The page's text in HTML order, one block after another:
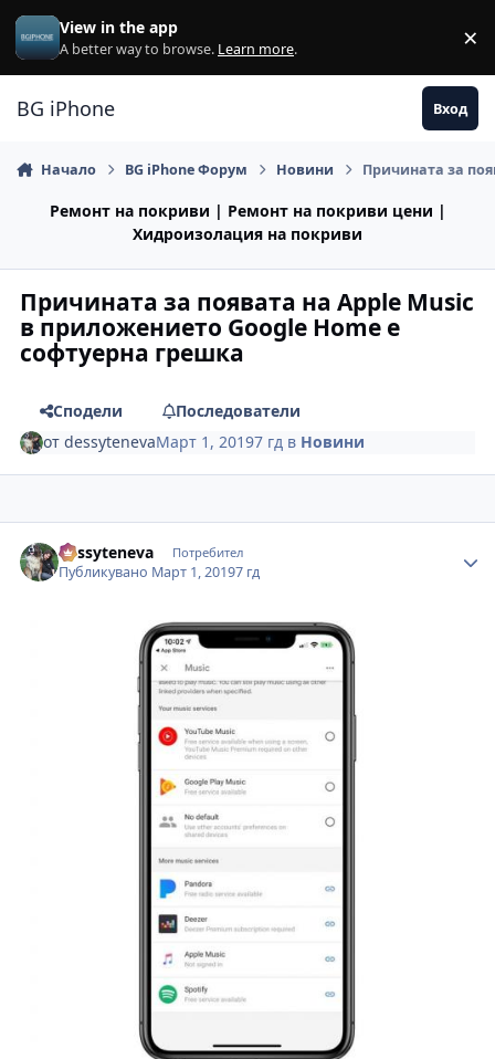
Премини към съдържанието
View in the app
A better way to browse. Learn more. ×
BG iPhone Вход
Начало BG iPhone Форум Новини Причината за
Ремонт на покриви | Ремонт на покриви цени |
Хидроизолация на покриви
Причината за появата на Apple Music
в приложението Google Home е
софтуерна грешка
Сподели
Последователи
отdessytenevaМарт 1, 20197 гд в Новини
dessyteneva Потребител
Публикувано Март 1, 20197 гд